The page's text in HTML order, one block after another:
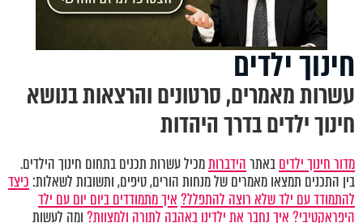
חינוך ילדים
עשרות מאמרים, סרטונים והרצאות בנושא
חינוך ילדים בדרך היהדות
מדור חינוך ילדיםבאתרהידברותמכיל עשרות תכנים בתחום חינוך הילדים.
בין התכנים תמצאו מאמרים של מנחות הורים, טיפים, ותשובות לשאלות: כיצד
להתמודד עם ילד שלא רוצה להתפלל?איך מתמודדים ביום יום עם ילד
היפראקטיבי?איך נחבר את ילדינו באהבה לתורה ולמצוות?ומה לעשות